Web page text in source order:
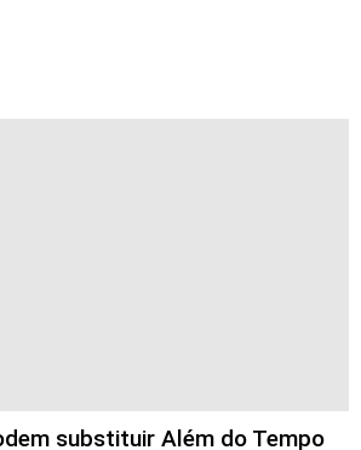
substituir Além do Tempo